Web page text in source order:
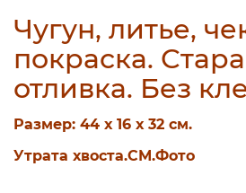
Чугун, литье,
покраска.
отливка. Без
Размер: 44 х 16 х 32 см.
Утрата хвоста.СМ.Фото